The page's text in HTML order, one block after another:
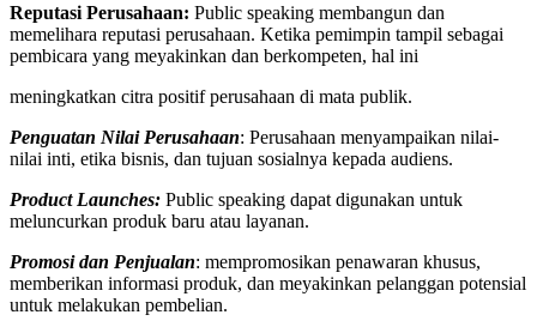
Reputasi Perusahaan: Public speaking membangun dan
memelihara reputasi perusahaan. Ketika pemimpin tampil sebagai
pembicara yang meyakinkan dan berkompeten, hal ini
meningkatkan citra positif perusahaan di mata publik.
Penguatan Nilai Perusahaan: Perusahaan menyampaikan nilai-
nilai inti, etika bisnis, dan tujuan sosialnya kepada audiens.
Product Launches: Public speaking dapat digunakan untuk
meluncurkan produk baru atau layanan.
Promosi dan Penjualan: mempromosikan penawaran khusus,
memberikan informasi produk, dan meyakinkan pelanggan potensial
untuk melakukan pembelian.